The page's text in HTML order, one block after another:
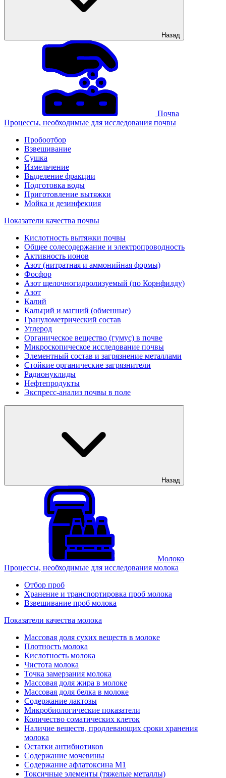
Назад
Почва
Процессы, необходимые для исследования почвы
Пробоотбор
Взвешивание
Сушка
Измельчение
Выделение фракции
Подготовка воды
Приготовление вытяжки
Мойка и дезинфекция
Показатели качества почвы
Кислотность вытяжки почвы
Общее солесодержание и электропроводность
Активность ионов
Азот (нитратная и аммонийная формы)
Фосфор
Азот щелочногидролизуемый (по Корнфилду)
Азот
Калий
Кальций и магний (обменные)
Гранулометрический состав
Углерод
Органическое вещество (гумус) в почве
Микроскопическое исследование почвы
Элементный состав и загрязнение металлами
Стойкие органические загрязнители
Радионуклиды
Нефтепродукты
Экспресс-анализ почвы в поле
Назад
Молоко
Процессы, необходимые для исследования молока
Отбор проб
Хранение и транспортировка проб молока
Взвешивание проб молока
Показатели качества молока
Массовая доля сухих веществ в молоке
Плотность молока
Кислотность молока
Чистота молока
Точка замерзания молока
Массовая доля жира в молоке
Массовая доля белка в молоке
Содержание лактозы
Микробиологические показатели
Количество соматических клеток
Наличие веществ, продлевающих сроки хранения
молока
Остатки антибиотиков
Содержание мочевины
Содержание афлатоксина М1
Токсичные элементы (тяжелые металлы)